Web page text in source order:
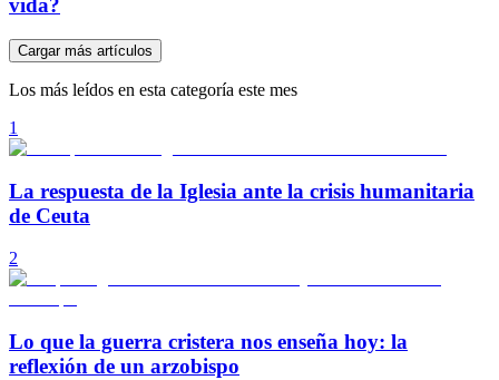
vida?
Cargar más artículos
Los más leídos en esta categoría este mes
1
La respuesta de la Iglesia ante la crisis humanitaria
de Ceuta
2
Lo que la guerra cristera nos enseña hoy: la
reflexión de un arzobispo